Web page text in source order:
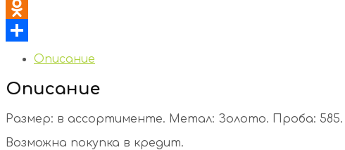
VK
Odnoklassniki
Отправить
Описание
Описание
Размер: в ассортименте. Метал: Золото. Проба:
Возможна покупка в кредит.